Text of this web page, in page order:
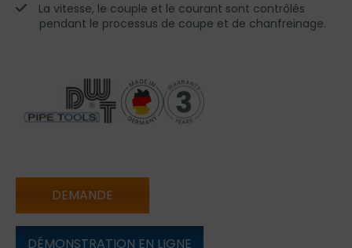
La vitesse, le couple et le courant sont contrôlés
pendant le processus de coupe et de chanfreinage.
DEMANDE
DÉMONSTRATION EN LIGNE